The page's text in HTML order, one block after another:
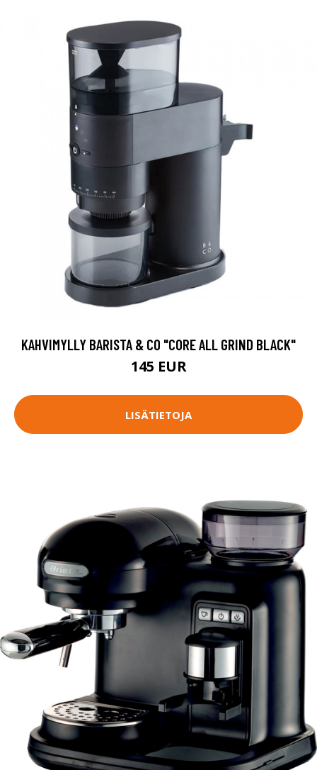
KAHVIMYLLY BARISTA & CO "CORE ALL GRIND BLACK"
145 EUR
LISÄTIETOJA